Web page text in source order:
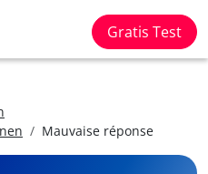
Gratis Test
Mauvaise réponse